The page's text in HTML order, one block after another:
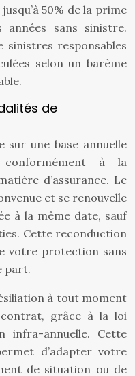
50% de la prime
années sans sinistre.
sinistres responsables
selon un barème
de
sur une base annuelle
conformément à la
d’assurance. Le
et se renouvelle
à la même date, sauf
Cette reconduction
votre protection sans
part.
à tout moment
grâce à la loi
annuelle. Cette
d’adapter votre
de situation ou de